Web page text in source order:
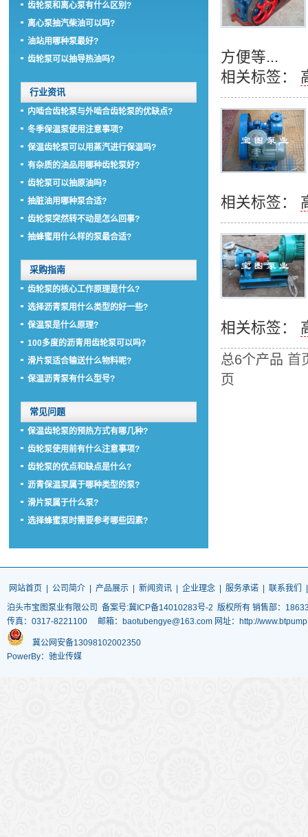
方便等...
相关标签：
相关标签：
相关标签：
总6个产品 首
页
齿轮泵和离心泵有什么区别?
离心泵抽汽柴油可以吗?
油站用哪种泵最好?
齿轮泵可以抽导热油吗?
行业资讯
内啮合齿轮泵与外啮合齿轮泵的优缺点?
冬季保温泵使用注意事项?
保温齿轮泵可以用蒸汽进行保温吗?
有杂质的油品用哪种齿轮泵好?
齿轮泵可以抽原油吗?
抽脏油用哪种泵合适?
齿轮泵突然转不动是怎么回事?
抽蜂蜜用什么样的泵最合适?
采购指南
齿轮泵的核心工作原理是什么?
选择沥青泵用什么类型的好一些?
保温泵是什么原理?
100多度的沥青用齿轮泵可以吗?
滑片泵适合输送什么物料呢?
保温沥青泵有什么型号?
常见问题
保温齿轮泵的预热方式有哪几种?
齿轮泵使用前有什么注意事项?
齿轮泵的优点和缺点是什么?
沥青保温泵属于哪种类型的泵?
滑片泵属于什么泵?
选择蜂蜜泵时需要参考哪些因素?
网站首页 公司简介 产品展示 新闻资讯 企业理念 服务承诺 联系我们
泊头市宝图泵业有限公司
备案号:冀ICP备14010283号-2 版权所有 销售部：
传真：0317-8221100 邮箱：baotubengye@163.com 网址：http://
冀公网安备13098102002350
PowerBy：驰业传媒